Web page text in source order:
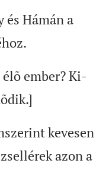
és Hámán a
ember? Ki-
kevesen
azon a